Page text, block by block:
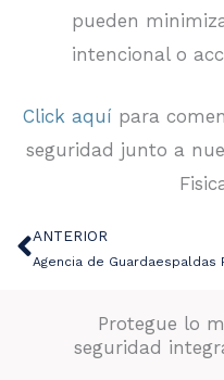
pueden
intencional o
Click aquí para
seguridad junto a
Ant
ANTERIOR
Protegue lo
seguridad